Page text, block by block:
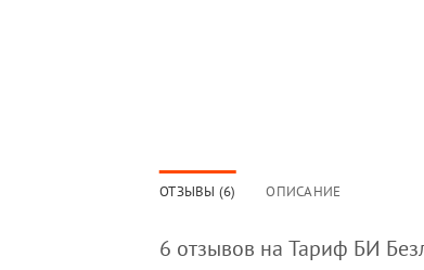
ОТЗЫВЫ (6) ОПИСАНИЕ
6 отзывов на Тариф БИ